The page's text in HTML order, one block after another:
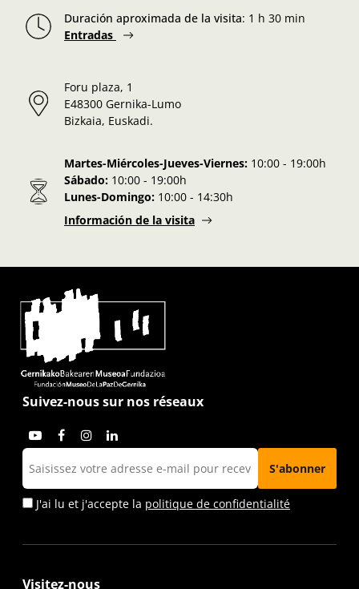
Duración aproximada de la visita: 1 h 30 min
Entradas
Foru plaza, 1
E48300 Gernika-Lumo
Bizkaia, Euskadi.
Martes-Miércoles-Jueves-Viernes: 10:00 - 19:00h
Sábado: 10:00 - 19:00h
Lunes-Domingo: 10:00 - 14:30h
Información de la visita
Suivez-nous sur nos réseaux
J'ai lu et j'accepte la politique de confidentialité
Visitez-nous